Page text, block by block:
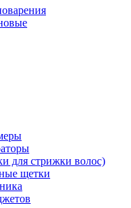
для стрижки волос)
щетки